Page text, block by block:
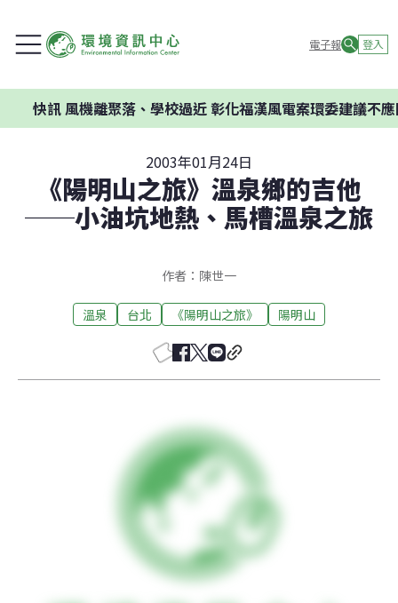
電子報 登入
離聚落、學校過近 彰化福漢風電案環委建議不應開發
2003年01月24日
《陽明山之旅》溫泉鄉的吉他
──小油坑地熱、馬槽溫泉之旅
作者：陳世一
溫泉 台北 《陽明山之旅》 陽明山